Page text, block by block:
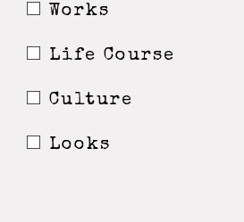
Works
Life Course
Culture
Looks